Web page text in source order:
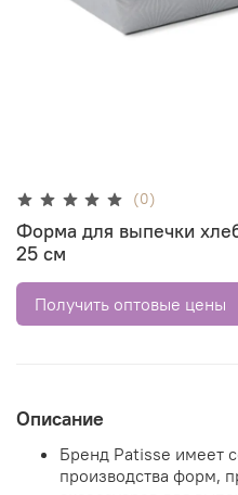
(0)
Форма для выпечки
25 см
Получить оптовые цены
Описание
Бренд Patisse имеет
производства форм,